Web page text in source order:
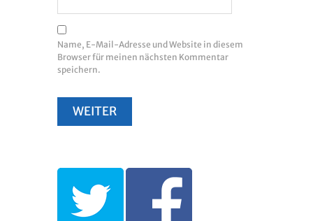
Name, E-Mail-Adresse und Website in diesem
Browser für meinen nächsten Kommentar
speichern.